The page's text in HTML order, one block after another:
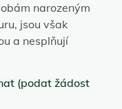
narozeným
jsou však
a nesplňují
(podat žádost